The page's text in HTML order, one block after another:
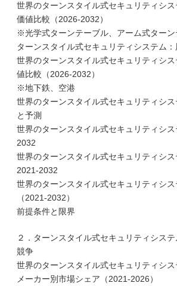
世界のターンスタイル式セキュリティシ
価値比較（2026-2032）
※光学式ターンテーブル、アーム式ターン
ターンスタイル式セキュリティシステム：
世界のターンスタイル式セキュリティシ
値比較（2026-2032）
※地下鉄、空港
世界のターンスタイル式セキュリティシ
と予測
世界のターンスタイル式セキュリティシ
2032
世界のターンスタイル式セキュリティシス
2021-2032
世界のターンスタイル式セキュリティシ
（2021-2032）
前提条件と限界
２．ターンスタイル式セキュリティシス
競争
世界のターンスタイル式セキュリティシ
メーカー別市場シェア（2021-2026）